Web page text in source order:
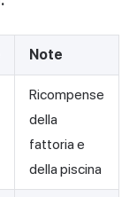
Note
Ricompense
della
fattoria e
della piscina